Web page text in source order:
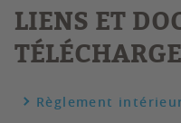
LIENS ET
Règlement